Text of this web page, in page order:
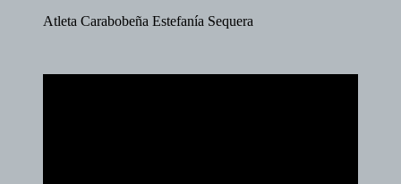
Atleta Carabobeña Estefanía Sequera